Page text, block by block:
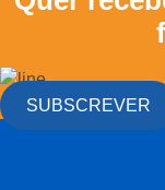
SUBSCREVER